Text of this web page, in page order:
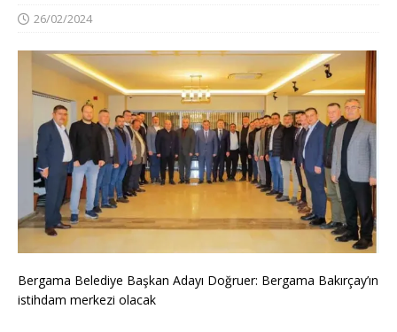
26/02/2024
Bergama Belediye Başkan Adayı Doğruer: Bergama Bakırçay’ın
istihdam merkezi olacak